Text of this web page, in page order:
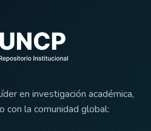
en investigación académica,
con la comunidad global: